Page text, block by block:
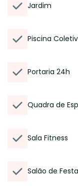
Jardim
Piscina
Portaria 24h
Quadra de
Sala Fitness
Salão de